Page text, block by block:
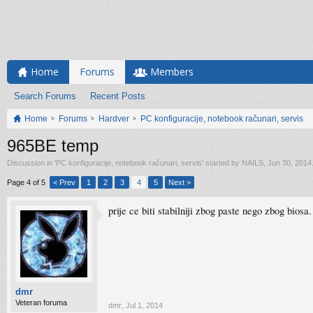
Home Forums
Search Forums Recent Posts
Members
Home Forums Hardver PC konfiguracije, notebook računari, servis
965BE temp
Discussion in 'PC konfiguracije, notebook računari, servis' started by NAILS Jun 30, 2014
Page 4 of 5 < Prev 1 2 3 4 5 Next >
dmr
Veteran foruma
prije ce biti stabilniji zbog paste nego zbog biosa.
dmr Jul 1, 2014